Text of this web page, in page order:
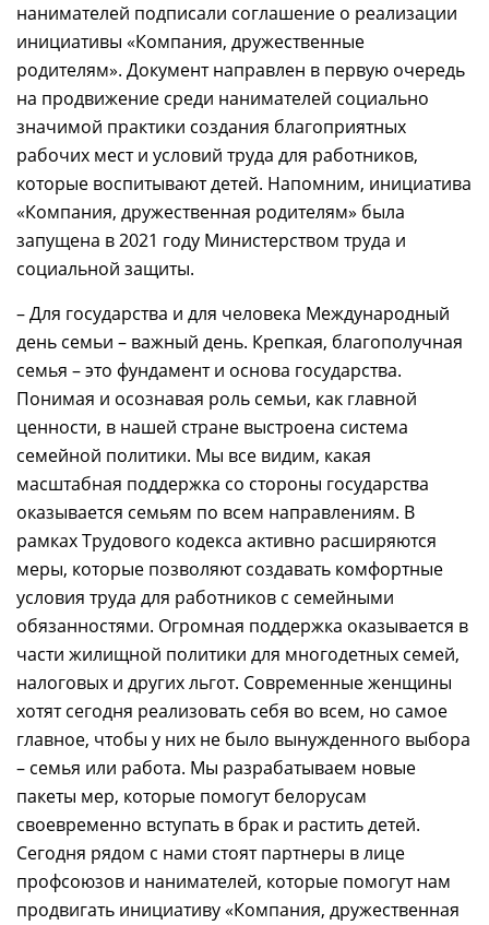
нанимателей подписали соглашение о реализации
инициативы «Компания, дружественные
родителям». Документ направлен в первую очередь
на продвижение среди нанимателей социально
значимой практики создания благоприятных
рабочих мест и условий труда для работников,
которые воспитывают детей. Напомним, инициатива
«Компания, дружественная родителям» была
запущена в 2021 году Министерством труда и
социальной защиты.
– Для государства и для человека Международный
день семьи – важный день. Крепкая, благополучная
семья – это фундамент и основа государства.
Понимая и осознавая роль семьи, как главной
ценности, в нашей стране выстроена система
семейной политики. Мы все видим, какая
масштабная поддержка со стороны государства
оказывается семьям по всем направлениям. В
рамках Трудового кодекса активно расширяются
меры, которые позволяют создавать комфортные
условия труда для работников с семейными
обязанностями. Огромная поддержка оказывается в
части жилищной политики для многодетных семей,
налоговых и других льгот. Современные женщины
хотят сегодня реализовать себя во всем, но самое
главное, чтобы у них не было вынужденного выбора
– семья или работа. Мы разрабатываем новые
пакеты мер, которые помогут белорусам
своевременно вступать в брак и растить детей.
Сегодня рядом с нами стоят партнеры в лице
профсоюзов и нанимателей, которые помогут нам
продвигать инициативу «Компания, дружественная